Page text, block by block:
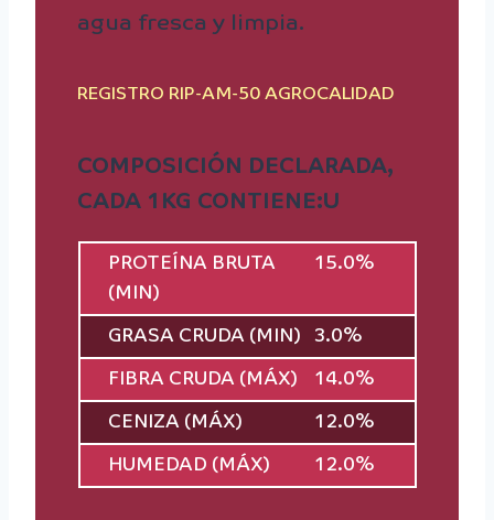
agua fresca y limpia.
REGISTRO RIP-AM-50 AGROCALIDAD
COMPOSICIÓN DECLARADA,
CADA 1KG CONTIENE:U
PROTEÍNA BRUTA
(MIN)
15.0%
GRASA CRUDA (MIN) 3.0%
FIBRA CRUDA (MÁX) 14.0%
CENIZA (MÁX) 12.0%
HUMEDAD (MÁX) 12.0%